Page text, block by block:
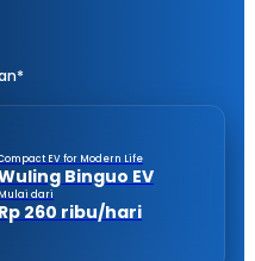
EV for Modern Life
Binguo EV
Mulai dari
Rp 260 ribu/hari